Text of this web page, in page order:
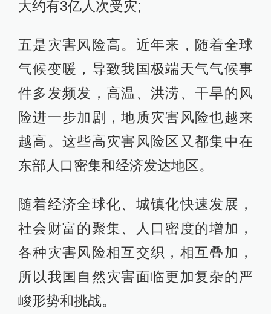
大约有3亿人次受灾;
五是灾害风险高。近年来，随着全球
气候变暖，导致我国极端天气气候事
件多发频发，高温、洪涝、干旱的风
险进一步加剧，地质灾害风险也越来
越高。这些高灾害风险区又都集中在
东部人口密集和经济发达地区。
随着经济全球化、城镇化快速发展，
社会财富的聚集、人口密度的增加，
各种灾害风险相互交织，相互叠加，
所以我国自然灾害面临更加复杂的严
峻形势和挑战。